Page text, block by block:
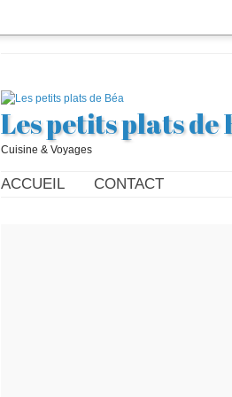
Les petits plats de
Cuisine & Voyages
ACCUEIL CONTACT